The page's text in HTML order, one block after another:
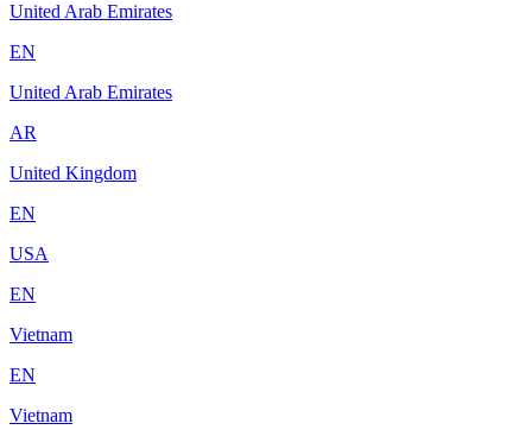
United Arab Emirates
EN
United Arab Emirates
AR
United Kingdom
EN
USA
EN
Vietnam
EN
Vietnam